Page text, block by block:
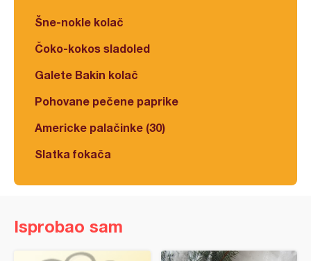
Šne-nokle kolač
Čoko-kokos sladoled
Galete Bakin kolač
Pohovane pečene paprike
Americke palačinke (30)
Slatka fokača
Isprobao sam